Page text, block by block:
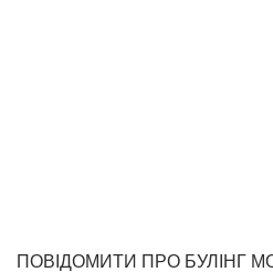
ПОВІДОМИТИ ПРО БУЛІНГ